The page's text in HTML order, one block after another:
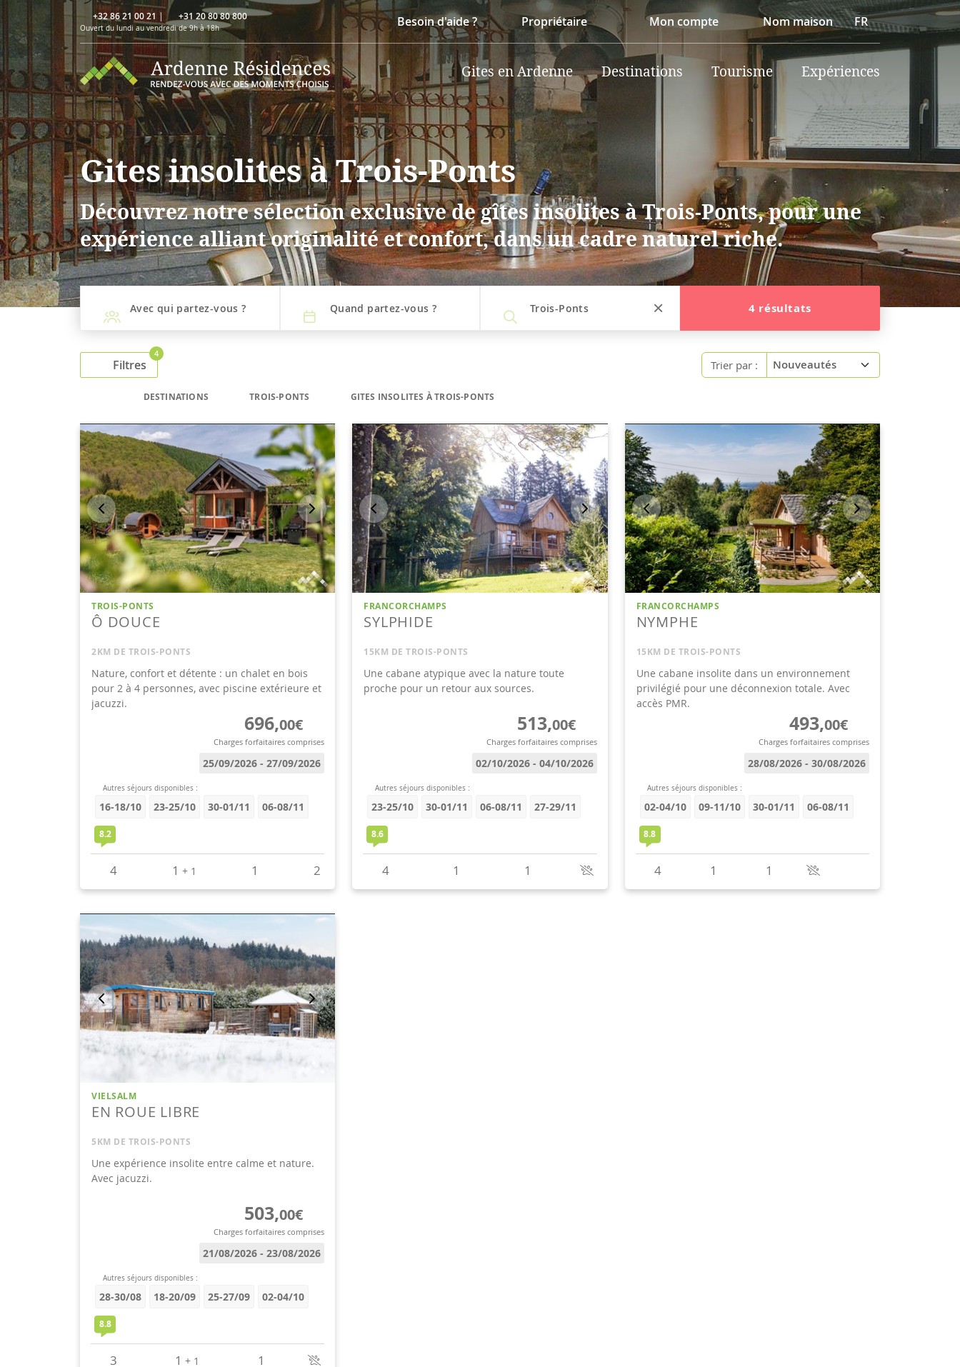
+32 86 21 00 21 | +31 20 80 80 800
Ouvert du lundi au vendredi de 9h à 18h Besoin d'aide ? Propriétaire Mon compte Nom maison FR
Gites en Ardenne Destinations Tourisme Expériences
Gites insolites à Trois-Ponts
Découvrez notre sélection exclusive de gîtes insolites à Trois-Ponts, pour une
expérience alliant originalité et confort, dans un cadre naturel riche.
Avec qui partez-vous ? Quand partez-vous ? Trois-Ponts 4 résultats
Filtres
4
Trier par :
DESTINATIONS TROIS-PONTS GITES INSOLITES À TROIS-PONTS